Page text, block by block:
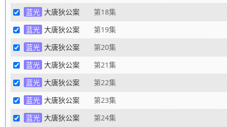
蓝光 大唐狄公案 第18集
蓝光 大唐狄公案 第19集
蓝光 大唐狄公案 第20集
蓝光 大唐狄公案 第21集
蓝光 大唐狄公案 第22集
蓝光 大唐狄公案 第23集
蓝光 大唐狄公案 第24集